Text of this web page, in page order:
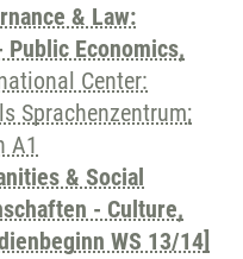
& Law:
Economics,
Center:
Sprachenzentrum;
A1
& Social
- Culture,
WS 13/14]